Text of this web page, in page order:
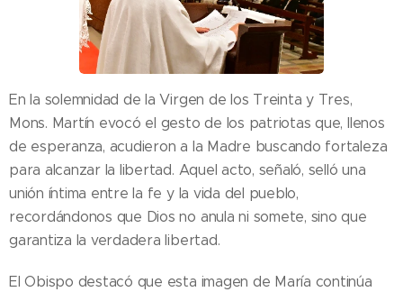
En la solemnidad de la Virgen de los Treinta y Tres,
Mons. Martín evocó el gesto de los patriotas que, llenos
de esperanza, acudieron a la Madre buscando fortaleza
para alcanzar la libertad. Aquel acto, señaló, selló una
unión íntima entre la fe y la vida del pueblo,
recordándonos que Dios no anula ni somete, sino que
garantiza la verdadera libertad.
El Obispo destacó que esta imagen de María continúa